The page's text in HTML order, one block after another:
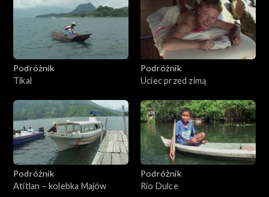
Podróżnik
Tikal
Podróżnik
Uciec przed zimą
Podróżnik
Atitlan – kolebka Majów
Podróżnik
Rio Dulce